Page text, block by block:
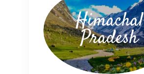
Himachal
Pradesh